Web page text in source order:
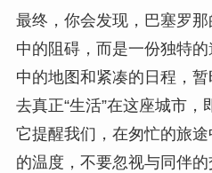
最终，你会发现，巴塞罗
中的阻碍，而是一份独特
中的地图和紧凑的日程，暂
去真正“生活”在这座城市，
它提醒我们，在匆忙的旅
的温度，不要忽视与同伴